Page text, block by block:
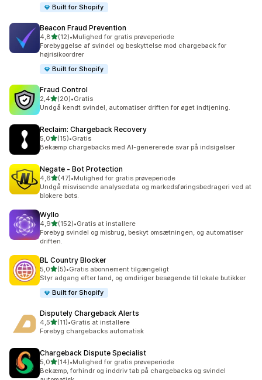
Built for Shopify
Beacon Fraud Prevention
4,8ud af 5 stjerner
(12)
12 anmeldelser i alt
•Mulighed for gratis prøveperiode
Forebyggelse af svindel og beskyttelse mod chargeback for
højrisikoordrer
Built for Shopify
Fraud Control
2,4ud af 5 stjerner
(20)
20 anmeldelser i alt
•Gratis
Undgå kendt svindel, automatiser driften for øget indtjening.
Reclaim: Chargeback Recovery
5,0ud af 5 stjerner
(15)
15 anmeldelser i alt
•Gratis
Bekæmp chargebacks med AI-genererede svar på indsigelser
Negate ‑ Bot Protection
4,6ud af 5 stjerner
(47)
47 anmeldelser i alt
•Mulighed for gratis prøveperiode
Undgå misvisende analysedata og markedsføringsbedrageri ved at
blokere bots.
Wyllo
4,9ud af 5 stjerner
(152)
152 anmeldelser i alt
•Gratis at installere
Forebyg svindel og misbrug, beskyt omsætningen, og automatiser
driften.
BL Country Blocker
5,0ud af 5 stjerner
(5)
5 anmeldelser i alt
•Gratis abonnement tilgængeligt
Styr adgang efter land, og omdiriger besøgende til lokale butikker
Built for Shopify
Disputely Chargeback Alerts
4,5ud af 5 stjerner
(11)
11 anmeldelser i alt
•Gratis at installere
Forebyg chargebacks automatisk
Chargeback Dispute Specialist
5,0ud af 5 stjerner
(14)
14 anmeldelser i alt
•Mulighed for gratis prøveperiode
Bekæmp, forhindr og inddriv tab på chargebacks og svindel